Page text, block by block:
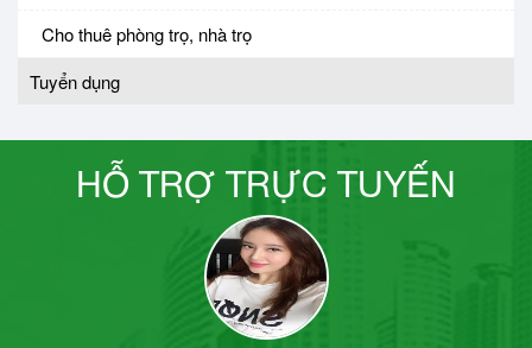
Cho thuê phòng trọ, nhà trọ
Tuyển dụng
HỖ TRỢ TRỰC TUYẾN